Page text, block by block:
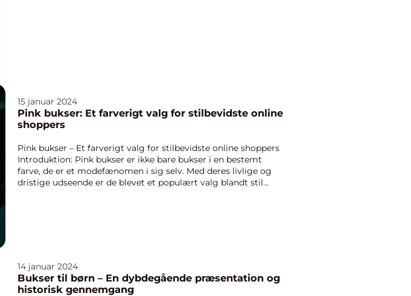
15 januar 2024
Pink bukser: Et farverigt valg for stilbevidste online
shoppers
Pink bukser – Et farverigt valg for stilbevidste online shoppers
Introduktion: Pink bukser er ikke bare bukser i en bestemt
farve, de er et modefænomen i sig selv. Med deres livlige og
dristige udseende er de blevet et populært valg blandt stil...
14 januar 2024
Bukser til børn – En dybdegående præsentation og
historisk gennemgang